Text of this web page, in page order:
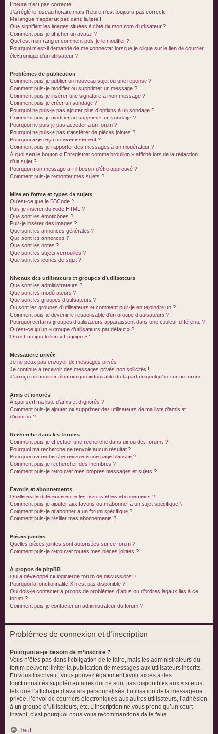
L’heure n’est pas correcte !
J’ai réglé le fuseau horaire mais l’heure n’est toujours pas correcte !
Ma langue n’apparaît pas dans la liste !
Que signifient les images situées à côté de mon nom d’utilisateur ?
Comment puis-je afficher un avatar ?
Quel est mon rang et comment puis-je le modifier ?
Pourquoi m’est-il demandé de me connecter lorsque je clique sur le lien de courrier
électronique d’un utilisateur ?
Problèmes de publication
Comment puis-je publier un nouveau sujet ou une réponse ?
Comment puis-je modifier ou supprimer un message ?
Comment puis-je insérer une signature à mon message ?
Comment puis-je créer un sondage ?
Pourquoi ne puis-je pas ajouter plus d’options à un sondage ?
Comment puis-je modifier ou supprimer un sondage ?
Pourquoi ne puis-je pas accéder à un forum ?
Pourquoi ne puis-je pas transférer de pièces jointes ?
Pourquoi ai-je reçu un avertissement ?
Comment puis-je rapporter des messages à un modérateur ?
À quoi sert le bouton « Enregistrer comme brouillon » affiché lors de la rédaction
d’un sujet ?
Pourquoi mon message a-t-il besoin d’être approuvé ?
Comment puis-je remonter mes sujets ?
Mise en forme et types de sujets
Qu’est-ce que le BBCode ?
Puis-je insérer du code HTML ?
Que sont les émoticônes ?
Puis-je insérer des images ?
Que sont les annonces générales ?
Que sont les annonces ?
Que sont les notes ?
Que sont les sujets verrouillés ?
Que sont les icônes de sujet ?
Niveaux des utilisateurs et groupes d’utilisateurs
Que sont les administrateurs ?
Que sont les modérateurs ?
Que sont les groupes d’utilisateurs ?
Où sont les groupes d’utilisateurs et comment puis-je en rejoindre un ?
Comment puis-je devenir le responsable d’un groupe d’utilisateurs ?
Pourquoi certains groupes d’utilisateurs apparaissent dans une couleur différente ?
Qu’est-ce qu’un « groupe d’utilisateurs par défaut » ?
Qu’est-ce que le lien « L’équipe » ?
Messagerie privée
Je ne peux pas envoyer de messages privés !
Je continue à recevoir des messages privés non sollicités !
J’ai reçu un courrier électronique indésirable de la part de quelqu’un sur ce forum !
Amis et ignorés
À quoi sert ma liste d’amis et d’ignorés ?
Comment puis-je ajouter ou supprimer des utilisateurs de ma liste d’amis et
d’ignorés ?
Recherche dans les forums
Comment puis-je effectuer une recherche dans un ou des forums ?
Pourquoi ma recherche ne renvoie aucun résultat ?
Pourquoi ma recherche renvoie à une page blanche ?!
Comment puis-je rechercher des membres ?
Comment puis-je retrouver mes propres messages et sujets ?
Favoris et abonnements
Quelle est la différence entre les favoris et les abonnements ?
Comment puis-je ajouter aux favoris ou m’abonner à un sujet spécifique ?
Comment puis-je m’abonner à un forum spécifique ?
Comment puis-je résilier mes abonnements ?
Pièces jointes
Quelles pièces jointes sont autorisées sur ce forum ?
Comment puis-je retrouver toutes mes pièces jointes ?
À propos de phpBB
Qui a développé ce logiciel de forum de discussions ?
Pourquoi la fonctionnalité X n’est pas disponible ?
Qui dois-je contacter à propos de problèmes d’abus ou d’ordres légaux liés à ce
forum ?
Comment puis-je contacter un administrateur du forum ?
Problèmes de connexion et d’inscription
Pourquoi ai-je besoin de m’inscrire ?
Vous n’êtes pas dans l’obligation de le faire, mais les administrateurs du
forum peuvent limiter la publication de messages aux utilisateurs inscrits.
En vous inscrivant, vous pouvez également avoir accès à des
fonctionnalités supplémentaires qui ne sont pas disponibles aux visiteurs,
tels que l’affichage d’avatars personnalisés, l’utilisation de la messagerie
privée, l’envoi de courriers électroniques aux autres utilisateurs, l’adhésion
à un groupe d’utilisateurs, etc. L’inscription ne vous prend qu’un court
instant, c’est pourquoi nous vous recommandons de le faire.
Haut